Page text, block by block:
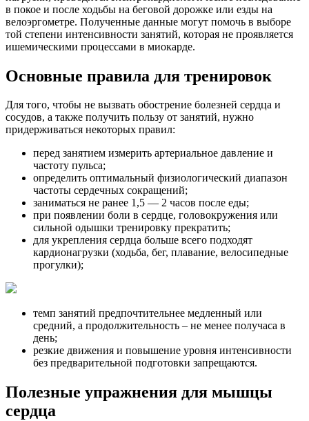
в покое и после ходьбы на беговой дорожке или езды на
велоэргометре. Полученные данные могут помочь в выборе
той степени интенсивности занятий, которая не проявляется
ишемическими процессами в миокарде.
Основные правила для тренировок
Для того, чтобы не вызвать обострение болезней сердца и
сосудов, а также получить пользу от занятий, нужно
придерживаться некоторых правил:
перед занятием измерить артериальное давление и
частоту пульса;
определить оптимальный физиологический диапазон
частоты сердечных сокращений;
заниматься не ранее 1,5 — 2 часов после еды;
при появлении боли в сердце, головокружения или
сильной одышки тренировку прекратить;
для укрепления сердца больше всего подходят
кардионагрузки (ходьба, бег, плавание, велосипедные
прогулки);
темп занятий предпочтительнее медленный или
средний, а продолжительность – не менее получаса в
день;
резкие движения и повышение уровня интенсивности
без предварительной подготовки запрещаются.
Полезные упражнения для мышцы
сердца